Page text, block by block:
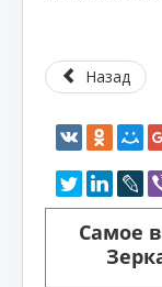
Назад
Самое